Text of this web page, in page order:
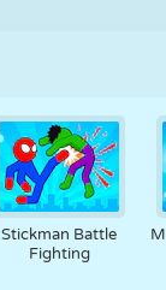
Stickman Battle
Fighting